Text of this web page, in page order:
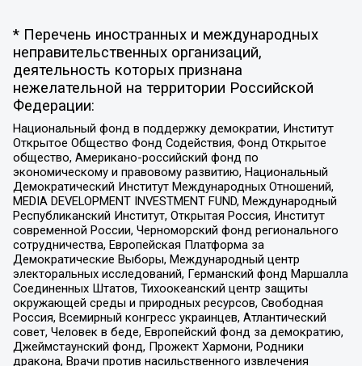
* Перечень иностранных и международных
неправительственных организаций,
деятельность которых признана
нежелательной на территории Российской
Федерации:
Национальный фонд в поддержку демократии, Институт
Открытое Общество Фонд Содействия, Фонд Открытое
общество, Американо-российский фонд по
экономическому и правовому развитию, Национальный
Демократический Институт Международных Отношений,
MEDIA DEVELOPMENT INVESTMENT FUND, Международный
Республиканский Институт, Открытая Россия, Институт
современной России, Черноморский фонд регионального
сотрудничества, Европейская Платформа за
Демократические Выборы, Международный центр
электоральных исследований, Германский фонд Маршалла
Соединенных Штатов, Тихоокеанский центр защиты
окружающей среды и природных ресурсов, Свободная
Россия, Всемирный конгресс украинцев, Атлантический
совет, Человек в беде, Европейский фонд за демократию,
Джеймстаунский фонд, Прожект Хармони, Родники
дракона, Врачи против насильственного извлечения